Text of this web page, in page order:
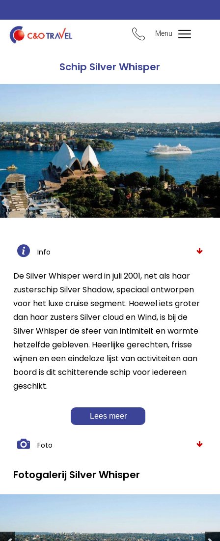
Menu
Schip Silver Whisper
Info
De Silver Whisper werd in juli 2001, net als haar
zusterschip Silver Shadow, speciaal ontworpen
voor het luxe cruise segment. Hoewel iets groter
dan haar zusters Silver cloud en Wind, is bij de
Silver Whisper de sfeer van intimiteit en warmte
hetzelfde gebleven. Heerlijke gerechten, frisse
wijnen en een eindeloze lijst van activiteiten aan
boord is dit schitterende schip voor iedereen
geschikt.
Lees meer
Foto
Fotogalerij Silver Whisper